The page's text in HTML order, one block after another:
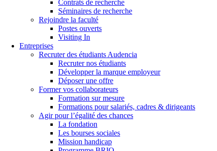
Contrats de recherche
Séminaires de recherche
Rejoindre la faculté
Postes ouverts
Visiting In
Entreprises
Recruter des étudiants Audencia
Recruter nos étudiants
Développer la marque employeur
Déposer une offre
Former vos collaborateurs
Formation sur mesure
Formations pour salariés, cadres & dirigeants
Agir pour l’égalité des chances
La fondation
Les bourses sociales
Mission handicap